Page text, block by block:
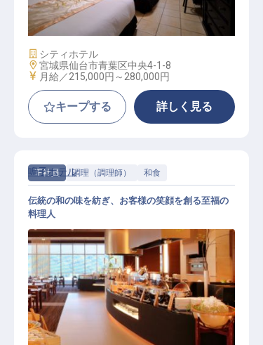
宿泊支配人
施設業態
シティホテル
勤務地
宮城県仙台市青葉区中央4-1-8
給与
月給／215,000円～ 280,000円
キープする 詳しく見る
正社員 調理（調理師） 和食
調理師（和食）
鳴子ホテル
伝統の和の味を紡ぎ、お客様の笑顔を創る至福の
料理人